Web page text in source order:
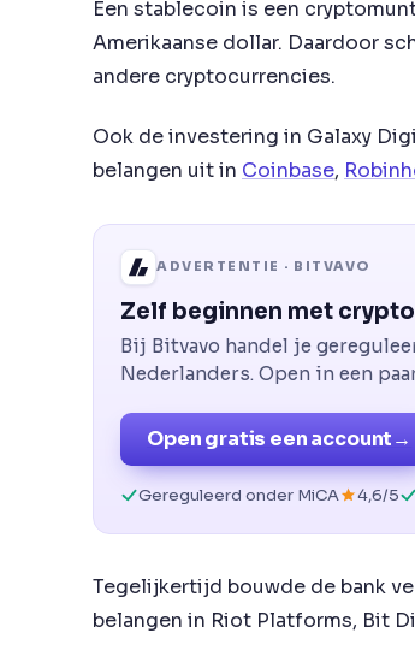
Een stablecoin is een
Amerikaanse dollar. Daardoor
andere cryptocurrencies.
Ook de investering in Galaxy
belangen uit in Coinbase,
ADVERTENTIE · BITVAVO
Zelf beginnen met
Bij Bitvavo handel je
Nederlanders. Open in een
Open gratis een account→
Gereguleerd onder MiCA 4,6/5
Tegelijkertijd bouwde de bank
belangen in Riot Platforms, Bit